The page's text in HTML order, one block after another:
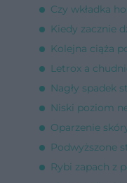
Czy wkładka
Kiedy zacznie
Kolejna ciąża
Letrox a
Nagły spadek
Niski poziom
Oparzenie
Podwyższone
Rybi zapach z